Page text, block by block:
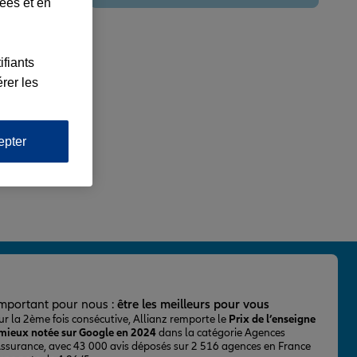
pour nous :être les meilleurs pour vous
la 2ème fois consécutive, Allianz remporte le Prix de l’enseigne
notée sur Google en 2024dans la catégorie Agences
avec 43 000 avis déposés sur 2 516 agences en France
les